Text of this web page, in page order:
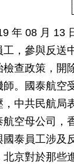
年 08 月 13
，參與反送
檢查政策，開
。國泰航空
中共民航局
空母公司，
泰員工涉及
北京對於那些